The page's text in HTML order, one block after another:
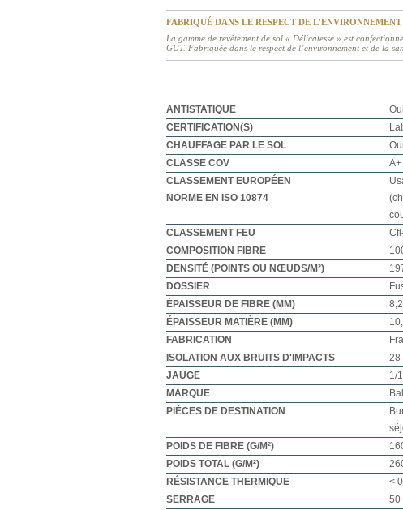
FABRIQUÉ DANS LE RESPECT DE L’ENVIRONNEMENT
La gamme de revêtement de sol « Délicatesse » est
GUT. Fabriquée dans le respect de l’environnement et de la
ANTISTATIQUE
Oui
CERTIFICATION(S)
CHAUFFAGE PAR LE SOL
Oui
CLASSE COV
A+
CLASSEMENT EUROPÉEN
NORME EN ISO 10874
CLASSEMENT FEU
COMPOSITION FIBRE
DENSITÉ (POINTS OU NŒUDS/M²)
DOSSIER
ÉPAISSEUR DE FIBRE (MM)
8,2
ÉPAISSEUR MATIÈRE (MM)
FABRICATION
ISOLATION AUX BRUITS D'IMPACTS
28
JAUGE
1/
MARQUE
PIÈCES DE DESTINATION
POIDS DE FIBRE (G/M²)
POIDS TOTAL (G/M²)
RÉSISTANCE THERMIQUE
<
SERRAGE
50